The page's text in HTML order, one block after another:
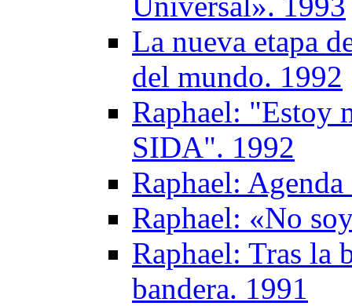
La nueva etapa
del mundo. 1992
Raphael: "Estoy
SIDA". 1992
Raphael:
Raphael: «No
Raphael: Tras la
bandera. 1991